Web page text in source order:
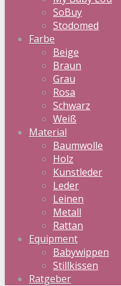
SoBuy
Stodomed
Farbe
Beige
Braun
Grau
Rosa
Schwarz
Weiß
Material
Baumwolle
Holz
Kunstleder
Leder
Leinen
Metall
Rattan
Equipment
Babywippen
Stillkissen
Ratgeber